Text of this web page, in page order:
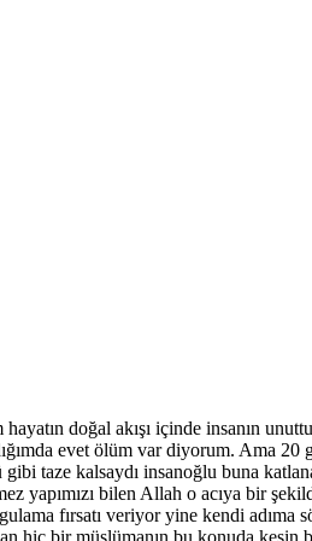
doğal akışı içinde insanın
evet ölüm var diyorum. Ama
taze kalsaydı insanoğlu buna
yapımızı bilen Allah o acıya bir
fırsatı veriyor yine kendi